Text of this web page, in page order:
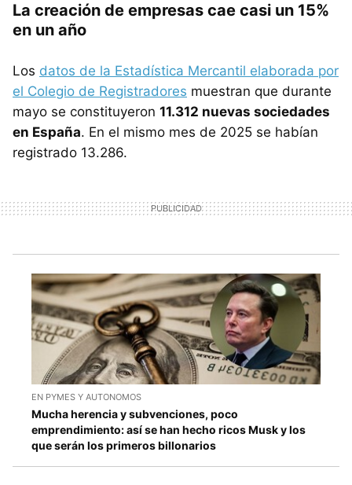
La creación de empresas cae casi un 15%
en un año
Los datos de la Estadística Mercantil elaborada por
el Colegio de Registradores muestran que durante
mayo se constituyeron 11.312 nuevas sociedades
en España. En el mismo mes de 2025 se habían
registrado 13.286.
EN PYMES Y AUTONOMOS
Mucha herencia y subvenciones, poco
emprendimiento: así se han hecho ricos Musk y los
que serán los primeros billonarios